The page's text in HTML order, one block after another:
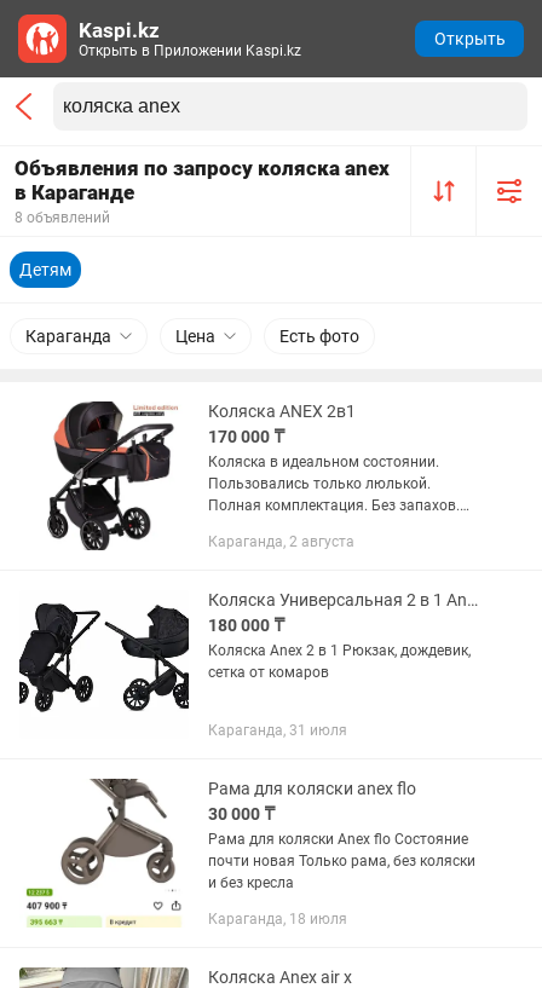
Объявления по запросу коляска anex
в Караганде
8 объявлений
Детям
Караганда Цена Есть фото
Коляска ANEX 2в1
170 000 ₸
Коляска в идеальном состоянии.
Пользовались только люлькой.
Полная комплектация. Без запахов.
блок в упаковке. Рюкзак. Невероятно
Станет...
Караганда, 2 августа
Коляска Универсальная 2 в 1 Anex M/Type
180 000 ₸
Коляска Anex 2 в 1 Рюкзак, дождевик,
сетка от комаров
Караганда, 31 июля
Рама для коляски anex flo
30 000 ₸
Рама для коляски Anex flo Состояние
почти новая Только рама, без коляски
и без кресла
Караганда, 18 июля
Коляска Anex air x
Kaspi.kz
Открыть в Приложении Kaspi.kz
Открыть